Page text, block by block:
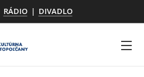
RÁDIO| DIVADLO